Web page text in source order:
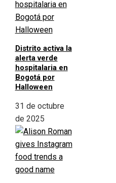
Distrito activa la
alerta verde
hospitalaria en
Bogotá por
Halloween
31 de octubre
de 2025